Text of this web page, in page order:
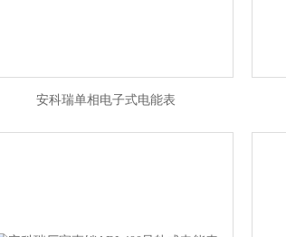
安科瑞单相电子式电能表